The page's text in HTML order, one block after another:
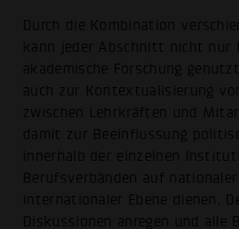
Durch die Kombination
kann jeder Abschnitt nicht nur
akademische Forschung
auch zur Kontextualisierung
zwischen Lehrkräften und
damit zur Beeinflussung
innerhalb der einzelnen
Berufsverbänden auf
internationaler Ebene dienen.
Diskussionen anregen und alle